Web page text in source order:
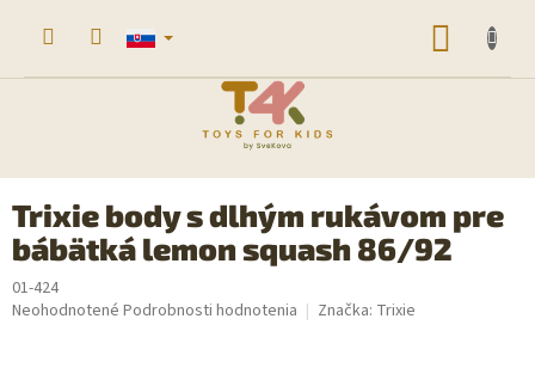
Trixie body s dlhým rukávom pre
bábätká lemon squash 86/92
01-424
Priemerné
Neohodnotené Podrobnosti hodnotenia Značka: Trixie